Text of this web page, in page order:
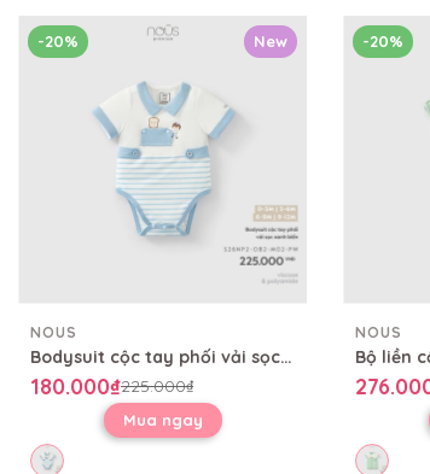
New
-20%
NOUS
Bodysuit cộc tay phối vải sọc xanh biển
180.000₫225.000₫
Mua ngay
-20%
NOUS